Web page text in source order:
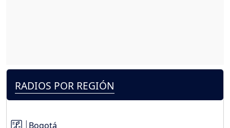
RADIOS POR REGIÓN
Bogotá